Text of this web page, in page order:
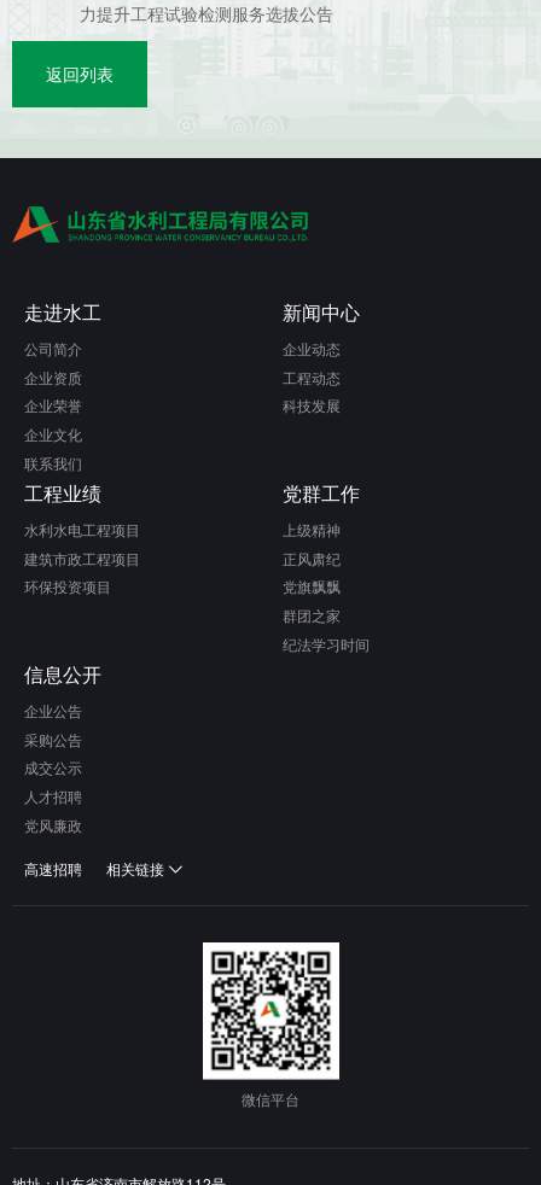
力提升工程试验检测服务选拔公告
返回列表
走进水工
公司简介
企业资质
企业荣誉
企业文化
联系我们
新闻中心
企业动态
工程动态
科技发展
工程业绩
水利水电工程项目
建筑市政工程项目
环保投资项目
党群工作
上级精神
正风肃纪
党旗飘飘
群团之家
纪法学习时间
信息公开
企业公告
采购公告
成交公示
人才招聘
党风廉政
高速招聘 相关链接
微信平台